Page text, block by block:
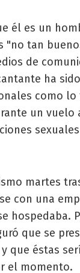
él es un
"no tan
de
ha
como lo
un vuelo
martes
con una
hospedaba.
que se
que éstas
el momento.